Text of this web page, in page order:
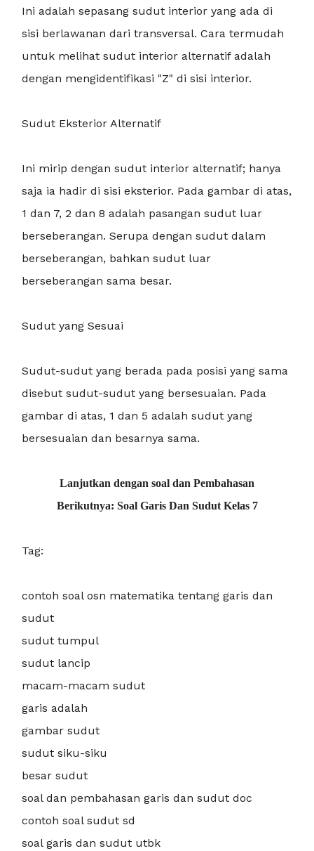
Ini adalah sepasang sudut interior yang ada di
sisi berlawanan dari transversal. Cara termudah
untuk melihat sudut interior alternatif adalah
dengan mengidentifikasi "Z" di sisi interior.
Sudut Eksterior Alternatif
Ini mirip dengan sudut interior alternatif; hanya
saja ia hadir di sisi eksterior. Pada gambar di atas,
1 dan 7, 2 dan 8 adalah pasangan sudut luar
berseberangan. Serupa dengan sudut dalam
berseberangan, bahkan sudut luar
berseberangan sama besar.
Sudut yang Sesuai
Sudut-sudut yang berada pada posisi yang sama
disebut sudut-sudut yang bersesuaian. Pada
gambar di atas, 1 dan 5 adalah sudut yang
bersesuaian dan besarnya sama.
Lanjutkan dengan soal dan Pembahasan
Berikutnya: Soal Garis Dan Sudut Kelas 7
Tag:
contoh soal osn matematika tentang garis dan
sudut
sudut tumpul
sudut lancip
macam-macam sudut
garis adalah
gambar sudut
sudut siku-siku
besar sudut
soal dan pembahasan garis dan sudut doc
contoh soal sudut sd
soal garis dan sudut utbk